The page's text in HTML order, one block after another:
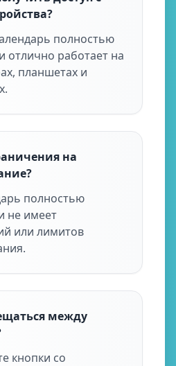
полностью
отлично работает на
планшетах и
на
полностью
не имеет
или лимитов
между
кнопки со